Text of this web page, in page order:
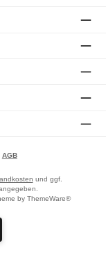
AGB
und ggf.
by ThemeWare®